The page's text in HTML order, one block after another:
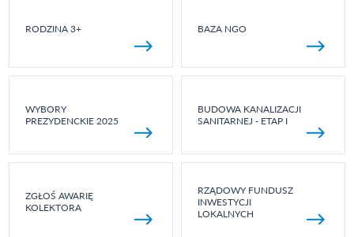
RODZINA 3+ BAZA NGO
WYBORY
PREZYDENCKIE 2025
BUDOWA KANALIZACJI
SANITARNEJ - ETAP I
ZGŁOŚ AWARIĘ
KOLEKTORA
RZĄDOWY FUNDUSZ
INWESTYCJI
LOKALNYCH